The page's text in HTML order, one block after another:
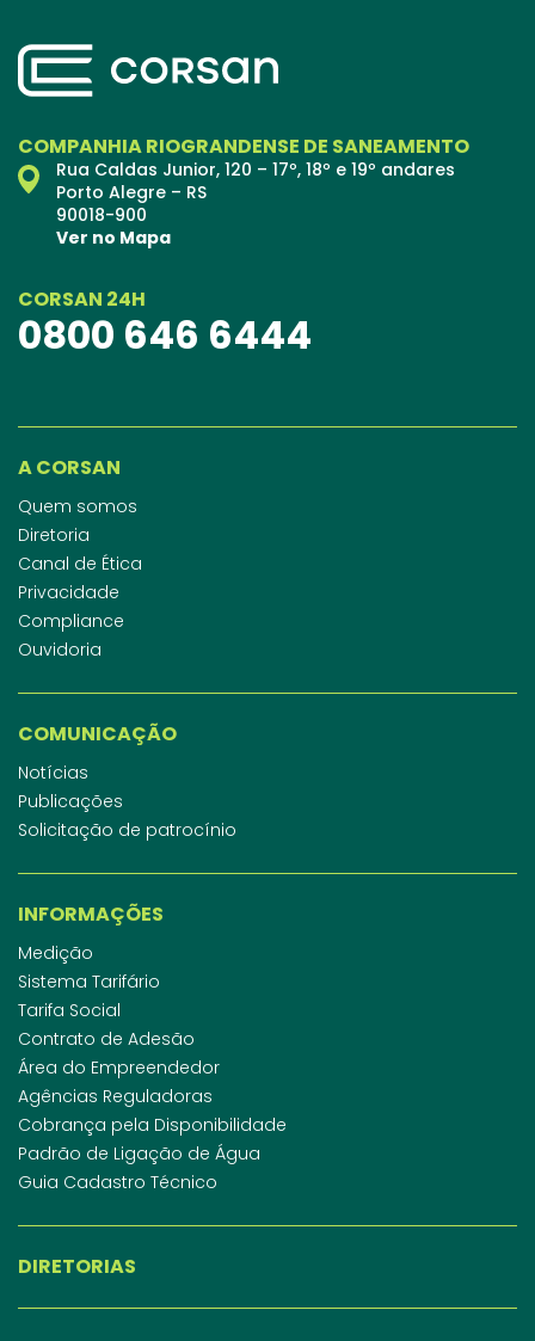
COMPANHIA RIOGRANDENSE DE SANEAMENTO
Rua Caldas Junior, 120 – 17º, 18º e 19º andares
Porto Alegre – RS
90018-900
Ver no Mapa
CORSAN 24H
0800 646 6444
A CORSAN
Quem somos
Diretoria
Canal de Ética
Privacidade
Compliance
Ouvidoria
COMUNICAÇÃO
Notícias
Publicações
Solicitação de patrocínio
INFORMAÇÕES
Medição
Sistema Tarifário
Tarifa Social
Contrato de Adesão
Área do Empreendedor
Agências Reguladoras
Cobrança pela Disponibilidade
Padrão de Ligação de Água
Guia Cadastro Técnico
DIRETORIAS